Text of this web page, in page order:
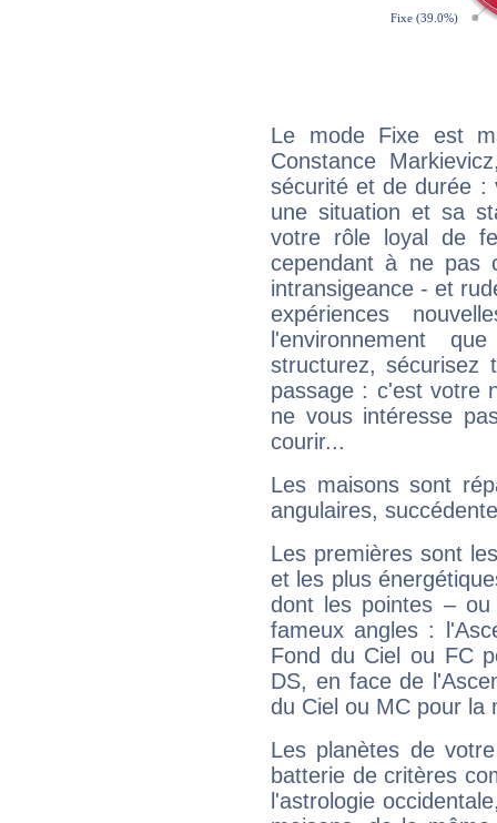
Le mode Fixe est
Constance
sécurité et de durée :
une situation et sa
votre rôle loyal de
cependant à ne pas
intransigeance - et
expériences
l'environnement
structurez, sécurisez
passage : c'est votre
ne vous intéresse
courir...
Les maisons sont
angulaires,
Les premières sont
et les plus
dont les pointes –
fameux angles :
Fond du Ciel ou FC
DS, en face de
du Ciel ou MC pour la
Les planètes de
batterie de critères
l'astrologie